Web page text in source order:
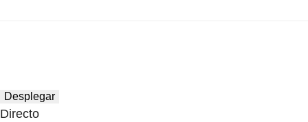
Desplegar
Directo